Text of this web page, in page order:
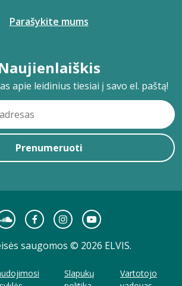
Parašykite mums
apie leidinius tiesiai į savo el. paštą!
Prenumeruoti
saugomos © 2026 ELVIS.
Slapukų
Vartotojo